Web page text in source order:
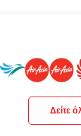
Δείτε